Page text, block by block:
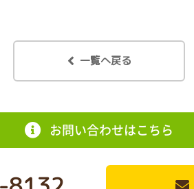
一覧へ戻る
お問い合わせはこちら